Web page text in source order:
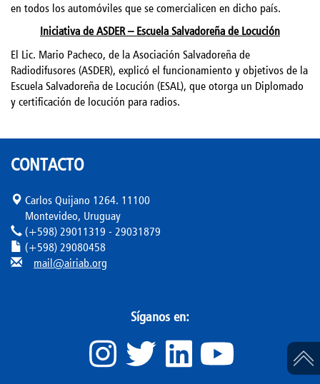
en todos los automóviles que se comercialicen en dicho país.
Iniciativa de ASDER – Escuela Salvadoreña de Locución
El Lic. Mario Pacheco, de la Asociación Salvadoreña de
Radiodifusores (ASDER), explicó el funcionamiento y objetivos de la
Escuela Salvadoreña de Locución (ESAL), que otorga un Diplomado
y certificación de locución para radios.
CONTACTO
Carlos Quijano 1264. 11100
Montevideo, Uruguay
(+598) 29011319 - 29031879
(+598) 29080458
mail@airiab.org
Síganos en: